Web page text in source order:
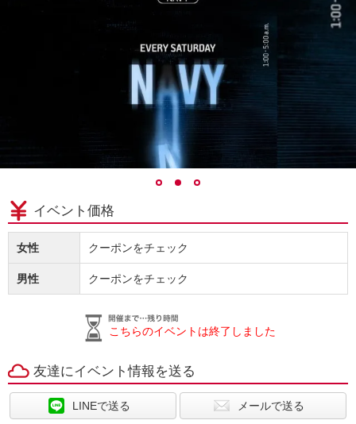
イベント価格
女性 クーポンをチェック
男性 クーポンをチェック
こちらのイベントは終了しました
友達にイベント情報を送る
LINEで送る メールで送る